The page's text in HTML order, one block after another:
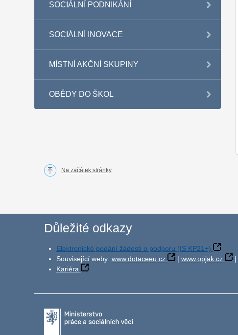
SOCIÁLNÍ PODNIKÁNÍ
SOCIÁLNÍ INOVACE
MÍSTNÍ AKČNÍ SKUPINY
OBĚDY DO ŠKOL
Na začátek stránky
Důležité odkazy
Elektronické podání žádosti o podporu (IS KP21+)
Související weby: www.dotaceeu.cz | www.opjak.cz |
Kariéra